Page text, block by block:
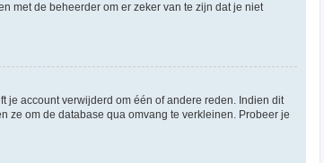
met de beheerder om er zeker van te zijn dat je niet
je account verwijderd om één of andere reden. Indien dit
ze om de database qua omvang te verkleinen. Probeer je